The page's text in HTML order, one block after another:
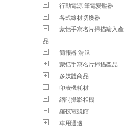
行動電源 筆電變壓器
各式線材切換器
蒙恬手寫名片掃描輸入產
品
簡報器 滑鼠
蒙恬手寫名片掃描產品
多媒體商品
印表機耗材
縮時攝影相機
羅技電競館
車用週邊